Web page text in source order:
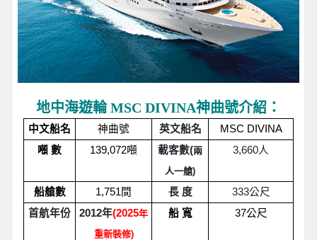
地中海遊輪 MSC DIVINA神曲號介紹：
中文船名 神曲號 英文船名
MSC DIVINA
噸 數
139,072噸 載客數(兩
人一艙)
3,660人
船艙數 1,751間 長 度 333公尺
首航年份
2012年(2025年
重新裝修)
船 寬 37公尺